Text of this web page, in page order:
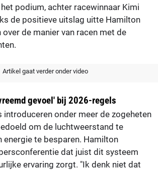
podium, achter racewinnaar Kimi
de positieve uitslag uitte Hamilton
de manier van racen met de
Artikel gaat verder onder video
gevoel' bij 2026-regels
introduceren onder meer de zogeheten
om de luchtweerstand te
energie te besparen. Hamilton
dat juist dit systeem
ervaring zorgt. "Ik denk niet dat